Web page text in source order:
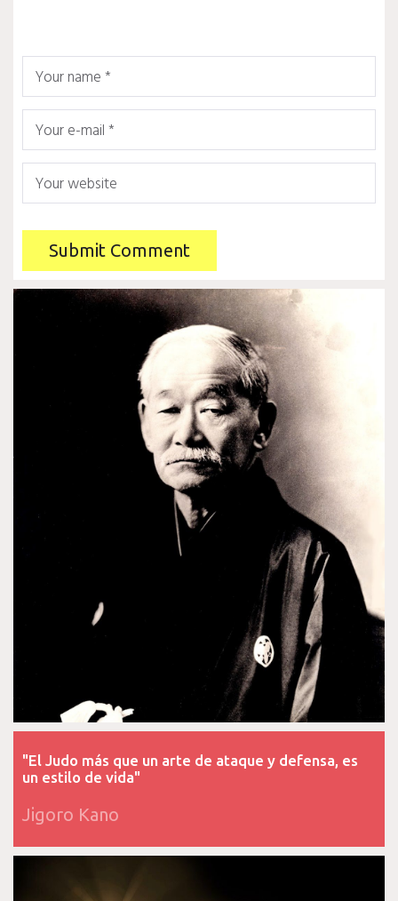
"El Judo más que un arte de ataque y defensa, es
un estilo de vida"
Jigoro Kano